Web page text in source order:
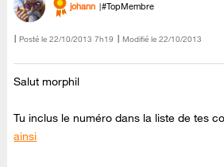
johann #TopMembre
Posté le ‎22/10/2013 7h19 Modifié le 22/10/2013
Salut morphil
Tu inclus le numéro dans la liste de tes
ainsi